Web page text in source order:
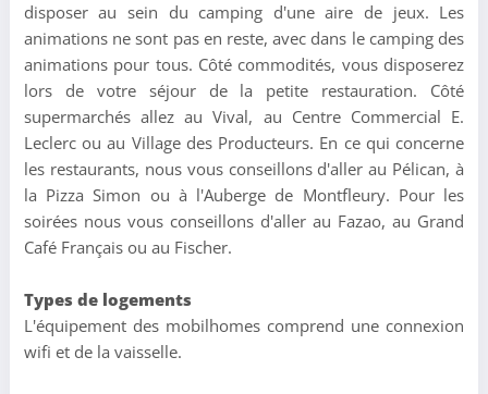
disposer au sein du camping d'une aire de jeux. Les
animations ne sont pas en reste, avec dans le camping des
animations pour tous. Côté commodités, vous disposerez
lors de votre séjour de la petite restauration. Côté
supermarchés allez au Vival, au Centre Commercial E.
Leclerc ou au Village des Producteurs. En ce qui concerne
les restaurants, nous vous conseillons d'aller au Pélican, à
la Pizza Simon ou à l'Auberge de Montfleury. Pour les
soirées nous vous conseillons d'aller au Fazao, au Grand
Café Français ou au Fischer.
Types de logements
L'équipement des mobilhomes comprend une connexion
wifi et de la vaisselle.